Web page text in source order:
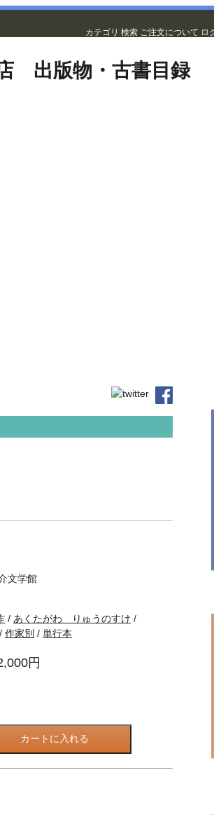
カテゴリ 検索 ご注文について ロ
文学館
/ あくたがわ りゅうのすけ /
/ 作家別 / 単行本
円